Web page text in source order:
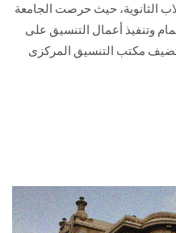
الثانوية، حيث حرصت الجامعة
وتنفيذ أعمال التنسيق على
مكتب التنسيق المركزى